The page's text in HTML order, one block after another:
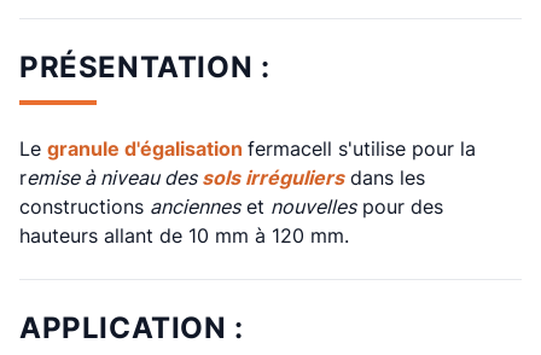
PRÉSENTATION :
Le granule d'égalisation fermacell s'utilise pour la
remise à niveau des sols irréguliersdans les
constructions ancienneset nouvellespour des
hauteurs allant de 10 mm à 120 mm.
APPLICATION :